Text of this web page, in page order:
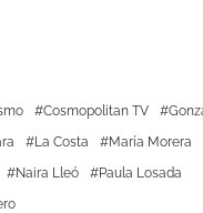
Cosmopolitan TV
La Costa
María Morera
Naira Lleó
Paula Losada